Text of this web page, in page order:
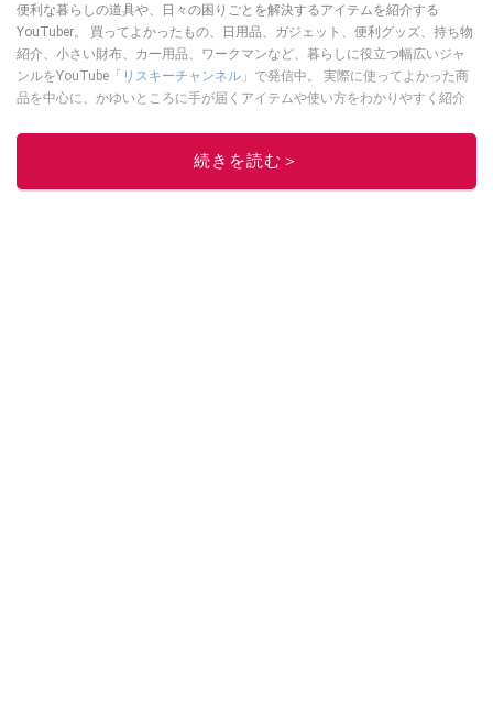
便利な暮らしの道具や、日々の困りごとを解決するアイテムを紹介する
YouTuber。 買ってよかったもの、日用品、ガジェット、便利グッズ、持ち物
紹介、小さい財布、カー用品、ワークマンなど、暮らしに役立つ幅広いジャ
ンルをYouTube「 リスキーチャンネル 」で発信中。 実際に使ってよかった商
品を中心に、かゆいところに手が届くアイテムや使い方をわかりやすく紹介
このイチオシストの他の記事を読む
続きを読む＞